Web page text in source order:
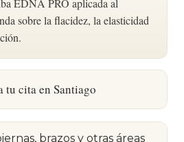
sobre la flacidez, la elasticidad
tu cita en Santiago
brazos y otras áreas